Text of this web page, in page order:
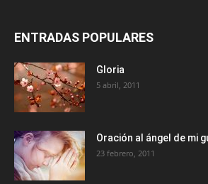
ENTRADAS POPULARES
Gloria
5 abril, 2011
Oración al ángel de mi
23 febrero, 2011